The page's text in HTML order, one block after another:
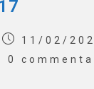
11/02/
0